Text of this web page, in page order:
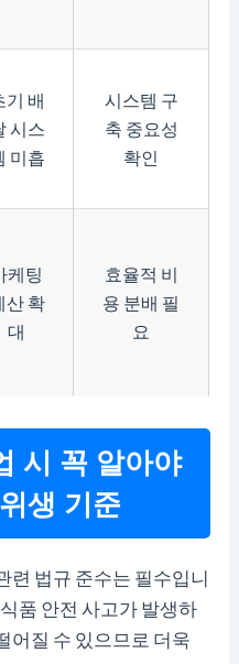
기 배
시스
미흡
시스템 구
축 중요성
확인
케팅
산 확
대
효율적 비
용 분배 필
요
시 꼭 알아야
생 기준
련 법규 준수는 필수입니
품 안전 사고가 발생하
어질 수 있으므로 더욱